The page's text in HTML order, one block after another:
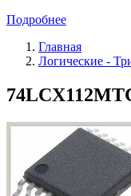
Подробнее
Главная
Логические -